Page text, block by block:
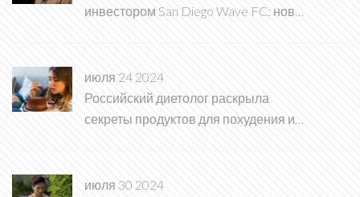
инвестором San Diego Wave FC: новая
глава в женском футболе
июля 24 2024
Российский диетолог раскрыла
секреты продуктов для похудения и
снижения аппетита
июля 30 2024